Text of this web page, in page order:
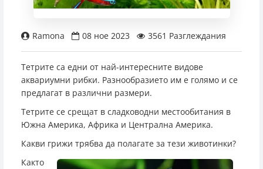
Ramona 08 ное 2023 3561 Разглеждания
Тетрите са едни от най-интересните видове
аквариумни рибки. Разнообразието им е голямо и се
предлагат в различни размери.
Тетрите се срещат в сладководни местообитания в
Южна Америка, Африка и Централна Америка.
Какви грижи трябва да полагате за тези животинки?
Както
Кръгли аквариуми
Градински езера
Поставки за аквариуми
Подложки за аквариуми
Филтър Медия
Резервни пълнители
Дозиращи помпи
Аксесоари за осветление
Обратни осмози
Реактори
Wi-Fi модули
Родилки
Лепила и силикон
Адаптери
Резервни лампи
Други
Интерактивни декорации
pH и буфери
Препарати срещу болести и паразити
Препарати срещу болести и паразити
Таблетки
Храна за бебета
Натурални храни за риби
Седмична храна
Замразена храна за сладководни риби
Прахообразна
Контролери и измервателни уреди
Други аксесоари за CO2 системи
Други аксесоари
Инкубатори
Градински езера
Фонтанни и езерни помпи
Прахосмукачки за езера
Други пасажни риби
Едри аквариумни риби
Живораждащи риби
Коридораси
Лабиринтови риби
Нестандартни риби
0888 982 362
Магазин София - Люлин
Магазин София - Южен Парк
Магазин София - Младост